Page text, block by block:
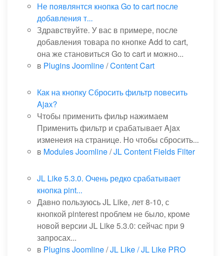
Не появлянтся кнопка Go to cart после
добавления т...
Здравствуйте. У вас в примере, после
добавления товара по кнопке Add to cart,
она же становиться Go to cart и можно...
в Plugins Joomline/Content Cart
Как на кнопку Сбросить фильтр повесить
Ajax?
Чтобы применить фильр нажимаем
Применить фильтр и срабатывает Ajax
изменеия на странице. Но чтобы сбросить...
в Modules Joomline/JL Content Fields Filter
JL Like 5.3.0. Очень редко срабатывает
кнопка pint...
Давно пользуюсь JL Like, лет 8-10, с
кнопкой pinterest проблем не было, кроме
новой версии JL Like 5.3.0: сейчас при 9
запросах...
в Plugins Joomline/JL Like / JL Like PRO